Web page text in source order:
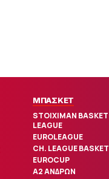
ΜΠΑΣΚΕΤ
STOIXIMAN BASKET
LEAGUE
EUROLEAGUE
CH. LEAGUE BASKET
EUROCUP
Α2 ΑΝΔΡΩΝ